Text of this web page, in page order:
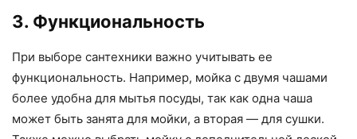
3. Функциональность
При выборе сантехники важно учитывать ее
функциональность. Например, мойка с двумя чашами
более удобна для мытья посуды, так как одна чаша
может быть занята для мойки, а вторая — для сушки.